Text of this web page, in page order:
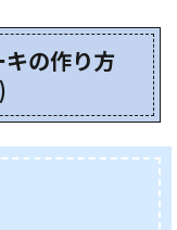
キの作り方